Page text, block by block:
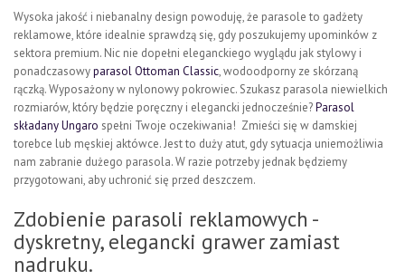
Wysoka jakość i niebanalny design powoduję, że parasole to gadżety
reklamowe, które idealnie sprawdzą się, gdy poszukujemy upominków z
sektora premium. Nic nie dopełni eleganckiego wyglądu jak stylowy i
ponadczasowyparasol Ottoman Classic, wodoodporny ze skórzaną
rączką. Wyposażony w nylonowy pokrowiec. Szukasz parasola niewielkich
rozmiarów, który będzie poręczny i elegancki jednocześnie?Parasol
składany Ungaro spełni Twoje oczekiwania! Zmieści się w damskiej
torebce lub męskiej aktówce. Jest to duży atut, gdy sytuacja uniemożliwia
nam zabranie dużego parasola. W razie potrzeby jednak będziemy
przygotowani, aby uchronić się przed deszczem.
Zdobienie parasoli reklamowych -
dyskretny, elegancki grawer zamiast
nadruku.